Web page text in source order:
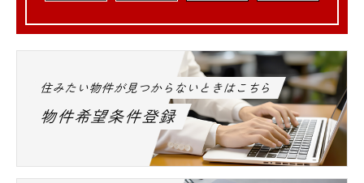
住みたい物件が見つからないときはこちら
物件希望条件登録